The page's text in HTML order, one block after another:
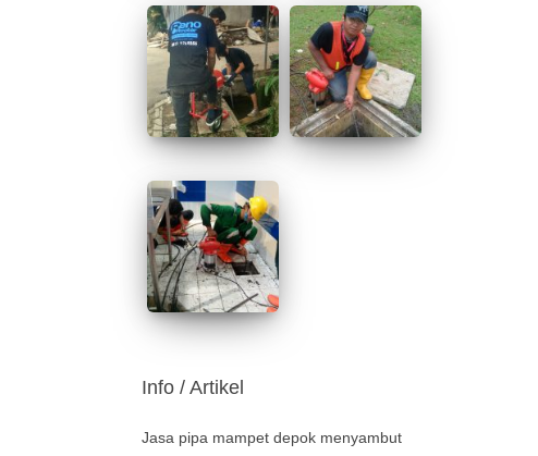
Info / Artikel
Jasa pipa mampet depok menyambut